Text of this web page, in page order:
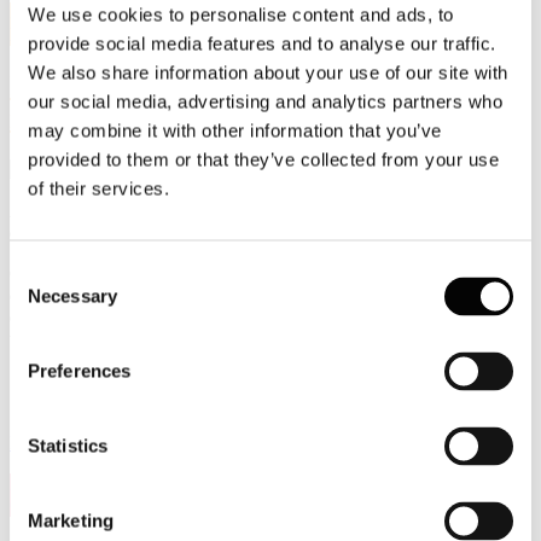
We use cookies to personalise content and ads, to
provide social media features and to analyse our traffic.
We also share information about your use of our site with
our social media, advertising and analytics partners who
may combine it with other information that you’ve
provided to them or that they’ve collected from your use
of their services.
Selection
Necessary
Preferences
Statistics
Marketing
Lug, 2020
Industria della carta, essenziale, anche
negli andamenti
Quello del nostro Centro Studi non solo riporta gli andamenti delle
quotazioni delle carte da riciclare (cioè le materie prime), ma anche
quelle delle carte riciclate, cioè dei prodotti finiti (sono le righe
Leggi di più